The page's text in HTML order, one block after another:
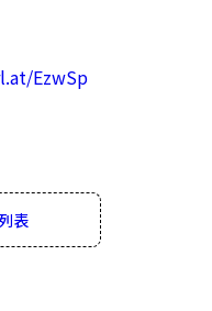
EzwSp
表